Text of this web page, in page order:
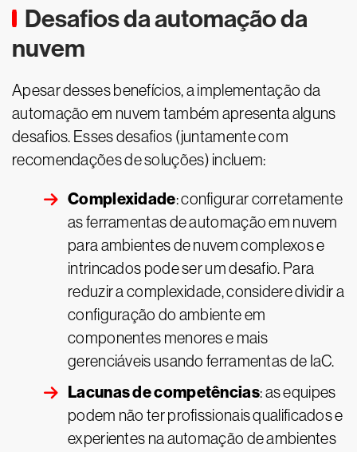
Desafios da automação da
nuvem
Apesar desses benefícios, a implementação da
automação em nuvem também apresenta alguns
desafios. Esses desafios (juntamente com
recomendações de soluções) incluem:
Complexidade: configurar corretamente
as ferramentas de automação em nuvem
para ambientes de nuvem complexos e
intrincados pode ser um desafio. Para
reduzir a complexidade, considere dividir a
configuração do ambiente em
componentes menores e mais
gerenciáveis usando ferramentas de IaC.
Lacunas de competências: as equipes
podem não ter profissionais qualificados e
experientes na automação de ambientes